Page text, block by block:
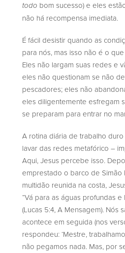
todo bom sucesso) e eles
não há recompensa imediata.
É fácil desistir quando as
para nós, mas isso não é o
Eles não largam suas redes e
eles não questionam se não
pescadores; eles não
eles diligentemente esfregam
se preparam para entrar no
A rotina diária de trabalho
lavar das redes metafórico –
Aqui, Jesus percebe isso.
emprestado o barco de Simão
multidão reunida na costa,
“Vá para as águas profundas e
(Lucas 5:4, A Mensagem). Nós
acontece em seguida (nos
respondeu: ‘Mestre,
não pegamos nada. Mas, por